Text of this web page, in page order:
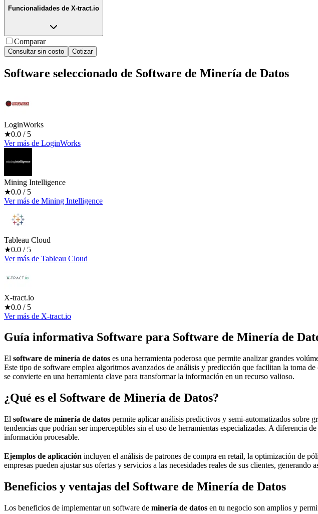
Funcionalidades de X-tract.io
Comparar
Consultar sin costo Cotizar
Software seleccionado de Software de Minería de Datos
LoginWorks
★0.0 / 5
Ver más de LoginWorks
Mining Intelligence
★0.0 / 5
Ver más de Mining Intelligence
Tableau Cloud
★0.0 / 5
Ver más de Tableau Cloud
X-tract.io
★0.0 / 5
Ver más de X-tract.io
Guía informativa Software para Software de Minería de
El software de minería de datos es una herramienta poderosa que permite analizar grandes
Este tipo de software emplea algoritmos avanzados de análisis y predicción que facilitan la toma
se convierte en una herramienta clave para transformar la información en un recurso valioso.
¿Qué es el Software de Minería de Datos?
El software de minería de datos permite aplicar análisis predictivos y semi-automatizados sobre
tendencias que podrían ser imperceptibles sin el uso de herramientas especializadas. A diferencia
información procesable.
Ejemplos de aplicación incluyen el análisis de patrones de compra en retail, la optimización de
empresas pueden ajustar sus ofertas y servicios a las necesidades reales de sus clientes, generando
Beneficios y ventajas del Software de Minería de Datos
Los beneficios de implementar un software de minería de datos en tu negocio son amplios y